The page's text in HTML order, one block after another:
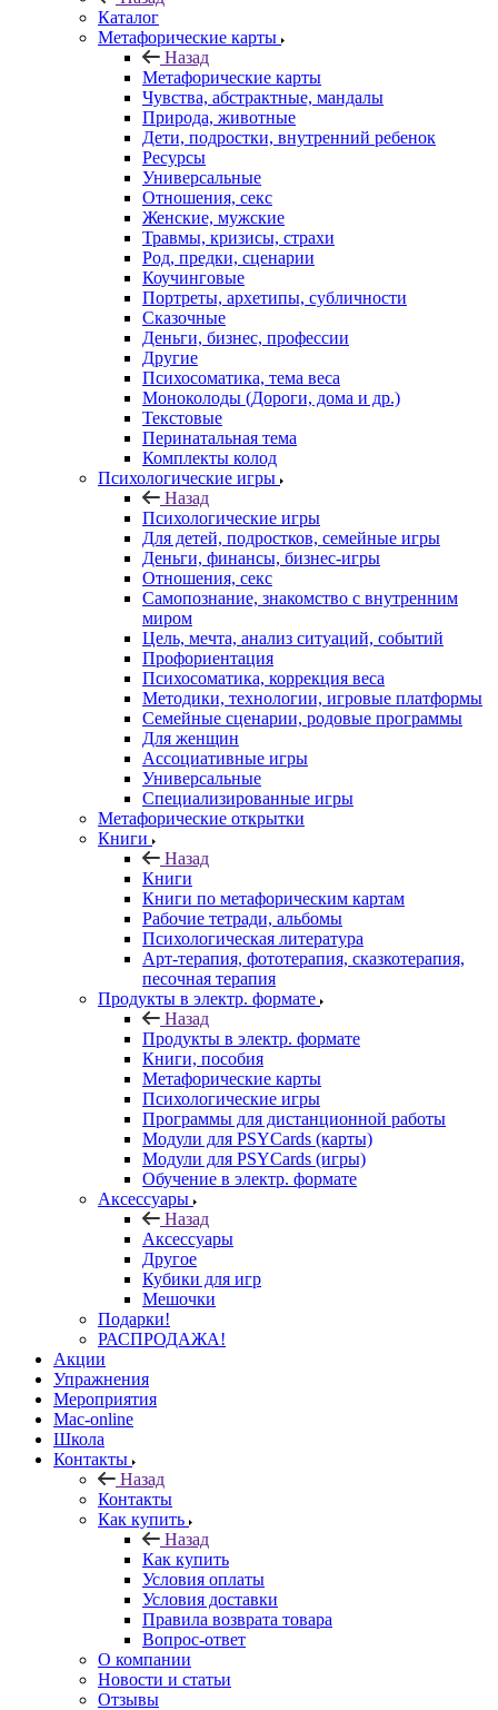
Каталог
Mетафорические карты
Назад
Mетафорические карты
Чувства, абстрактные, мандалы
Природа, животные
Дети, подростки, внутренний ребенок
Ресурсы
Универсальные
Отношения, секс
Женские, мужские
Травмы, кризисы, страхи
Род, предки, сценарии
Коучинговые
Портреты, архетипы, субличности
Сказочные
Деньги, бизнес, профессии
Другие
Психосоматика, тема веса
Моноколоды (Дороги, дома и др.)
Текстовые
Перинатальная тема
Комплекты колод
Психологические игры
Назад
Психологические игры
Для детей, подростков, семейные игры
Деньги, финансы, бизнес-игры
Отношения, секс
Самопознание, знакомство с внутренним
миром
Цель, мечта, анализ ситуаций, событий
Профориентация
Психосоматика, коррекция веса
Методики, технологии, игровые платформы
Семейные сценарии, родовые программы
Для женщин
Ассоциативные игры
Универсальные
Специализированные игры
Метафорические открытки
Книги
Назад
Книги
Книги по метафорическим картам
Рабочие тетради, альбомы
Психологическая литература
Арт-терапия, фототерапия, сказкотерапия,
песочная терапия
Продукты в электр. формате
Назад
Продукты в электр. формате
Книги, пособия
Метафорические карты
Психологические игры
Программы для дистанционной работы
Модули для PSYCards (карты)
Модули для PSYCards (игры)
Обучение в электр. формате
Аксессуары
Назад
Аксессуары
Другое
Кубики для игр
Мешочки
Подарки!
РАСПРОДАЖА!
Акции
Упражнения
Мероприятия
Mac-online
Школа
Контакты
Назад
Контакты
Как купить
Назад
Как купить
Условия оплаты
Условия доставки
Правила возврата товара
Вопрос-ответ
О компании
Новости и статьи
Отзывы